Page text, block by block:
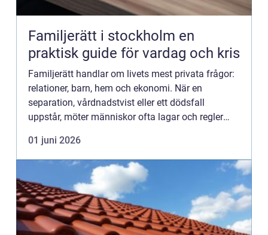
Familjerätt i stockholm en
praktisk guide för vardag och kris
Familjerätt handlar om livets mest privata frågor:
relationer, barn, hem och ekonomi. När en
separation, vårdnadstvist eller ett dödsfall
uppstår, möter människor ofta lagar och regler
I en storstad som St...
01 juni 2026